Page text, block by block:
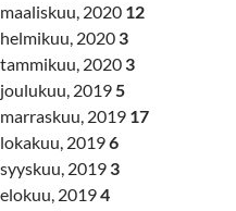
maaliskuu, 2020 12
helmikuu, 2020 3
tammikuu, 2020 3
joulukuu, 20195
marraskuu, 2019 17
lokakuu, 20196
syyskuu, 2019 3
elokuu, 20194